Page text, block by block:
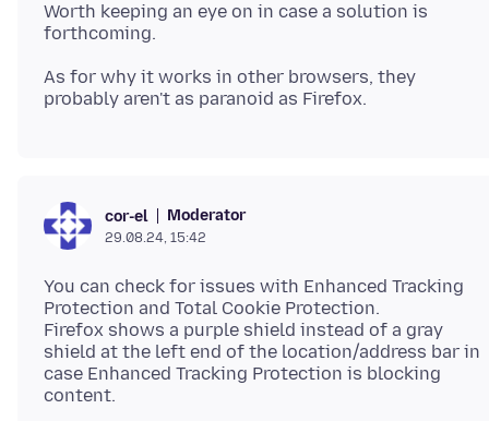
Worth keeping an eye on in case a solution is
As for why it works in other browsers, they
cor-el Moderator
29.08.24, 15:42
You can check for issues with Enhanced Tracking
Protection and Total Cookie Protection.
Firefox shows a purple shield instead of a gray
shield at the left end of the location/address bar in
case Enhanced Tracking Protection is blocking